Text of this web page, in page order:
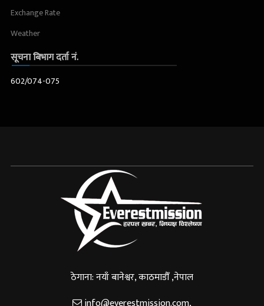
Exchange Rate
Weather
सूचना बिभाग दर्ता नं.
602/074-075
ठेगाना: नयाँ बानेश्वर, काठमाडौँ ,नेपाल